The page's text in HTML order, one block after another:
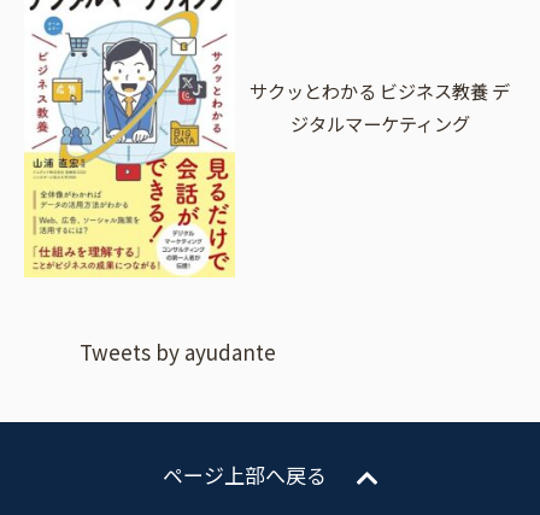
サクッとわかる ビジネス教養 デ
ジタルマーケティング
Tweets by ayudante
ページ上部へ戻る